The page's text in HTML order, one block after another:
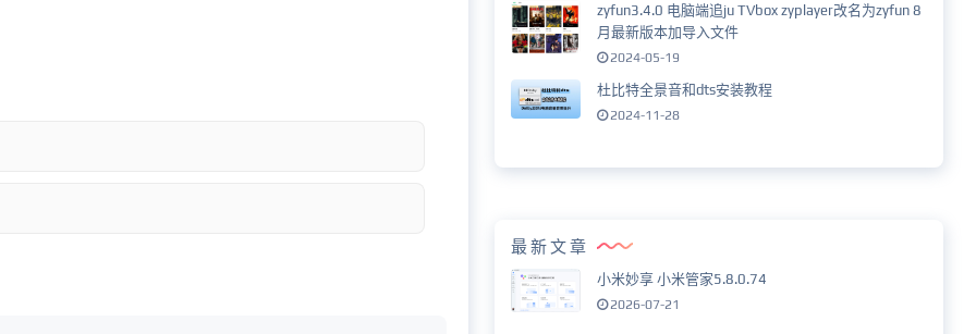
zyfun3.4.0 电脑端追ju TVbox zyplayer改名为zyfun 8
月最新版本加导入文件
2024-05-19
杜比特全景音和dts安装教程
2024-11-28
最新文章
小米妙享 小米管家5.8.0.74
2026-07-21